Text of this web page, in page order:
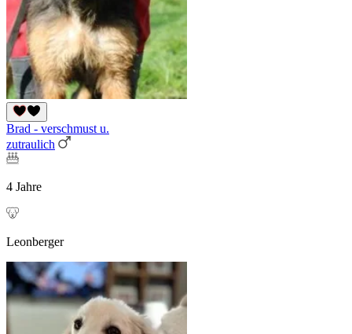
Brad - verschmust u.
zutraulich
4 Jahre
Leonberger